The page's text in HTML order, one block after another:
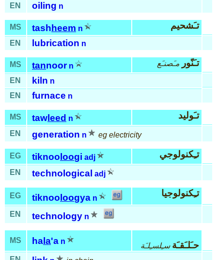
EN oiling n
MS tashheem n تـَشحيم
EN lubrication n
MS tannoor n تـَنّور مـَصنـَع
EN kiln n
EN
furnace n
MS taw leed n تـَوليد
EN generation n eg electricity
EG tiknoo loogi adj تـِكنولوجي
EN technological adj
EG tiknoo loogya n تـِكنولوجيا
EN technology n
MS ha la'a n حـَلـَقـَة سـِلسـِلـَة